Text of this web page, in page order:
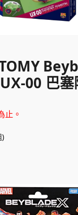
00 巴
止。
)